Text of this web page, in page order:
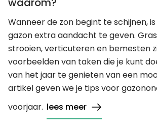
Wanneer de zon begint te schijnen,
gazon extra aandacht te geven.
strooien, verticuteren en bemesten
voorbeelden van taken die je kunt
van het jaar te genieten van een
artikel geven we je tips voor
voorjaar. lees meer